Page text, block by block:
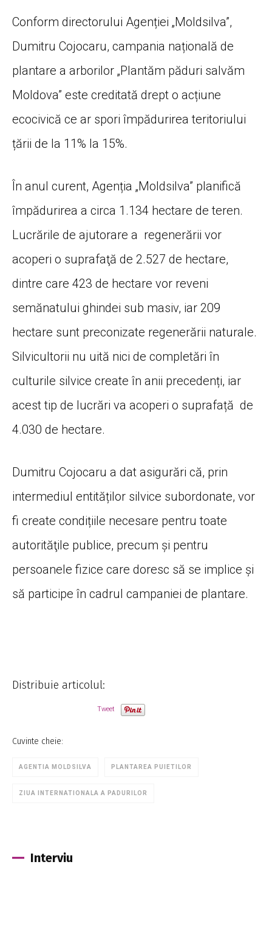
Conform directorului Agenției „Moldsilva”,
Dumitru Cojocaru, campania națională de
plantare a arborilor „Plantăm păduri salvăm
Moldova” este creditată drept o acțiune
ecocivică ce ar spori împădurirea teritoriului
țării de la 11% la 15%.
În anul curent, Agenția „Moldsilva” planifică
împădurirea a circa 1.134 hectare de teren.
Lucrările de ajutorare a regenerării vor
acoperi o suprafaţă de 2.527 de hectare,
dintre care 423 de hectare vor reveni
semănatului ghindei sub masiv, iar 209
hectare sunt preconizate regenerării naturale.
Silvicultorii nu uită nici de completări în
culturile silvice create în anii precedenți, iar
acest tip de lucrări va acoperi o suprafață de
4.030 de hectare.
Dumitru Cojocaru a dat asigurări că, prin
intermediul entităților silvice subordonate, vor
fi create condițiile necesare pentru toate
autorităţile publice, precum și pentru
persoanele fizice care doresc să se implice și
să participe în cadrul campaniei de plantare.
Distribuie articolul:
Tweet
Cuvinte cheie:
AGENTIA MOLDSILVA PLANTAREA PUIETILOR
ZIUA INTERNATIONALA A PADURILOR
Interviu